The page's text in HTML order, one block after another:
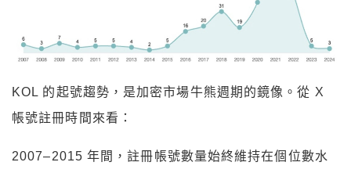
KOL 的起號趨勢，是加密市場牛熊週期的鏡像。從 X
帳號註冊時間來看：
2007–2015 年間，註冊帳號數量始終維持在個位數水